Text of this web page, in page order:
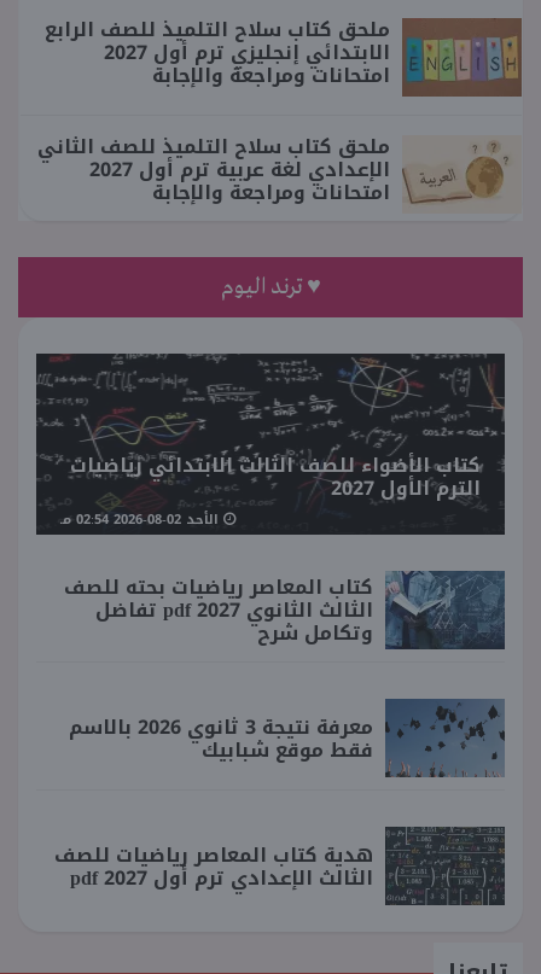
ملحق كتاب سلاح التلميذ للصف الرابع
الابتدائي إنجليزي ترم أول 2027
امتحانات ومراجعة والإجابة
ملحق كتاب سلاح التلميذ للصف الثاني
الإعدادي لغة عربية ترم أول 2027
امتحانات ومراجعة والإجابة
♥ ترند اليوم
كتاب الأضواء للصف الثالث الابتدائي رياضيات
الترم الأول 2027
الأحد 02-08-2026 02:54 مـ
كتاب المعاصر رياضيات بحته للصف
الثالث الثانوي 2027 pdf تفاضل
وتكامل شرح
معرفة نتيجة 3 ثانوي 2026 بالاسم
فقط موقع شبابيك
هدية كتاب المعاصر رياضيات للصف
الثالث الإعدادي ترم أول 2027 pdf